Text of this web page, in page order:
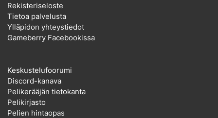
Rekisteriseloste
Tietoa palvelusta
Ylläpidon yhteystiedot
Gameberry Facebookissa
Keskustelufoorumi
Discord-kanava
Pelikerääjän tietokanta
Pelikirjasto
Pelien hintaopas